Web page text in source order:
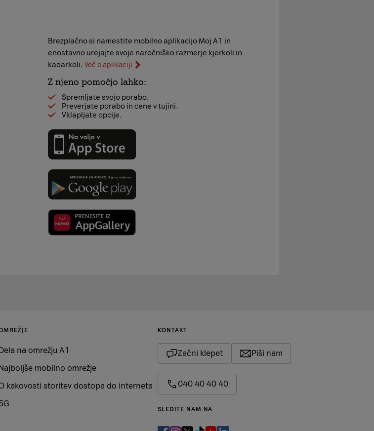
Brezplačno si namestite mobilno aplikacijo Moj A1 in
enostavno urejajte svoje naročniško razmerje kjerkoli in
kadarkoli. Več o aplikaciji
Z njeno pomočjo lahko:
Spremljate svojo porabo.
Preverjate porabo in cene v tujini.
Vklapljate opcije.
na omrežju A1
mobilno omrežje
kakovosti storitev dostopa do interneta
KONTAKT
Začni klepet Piši nam
040 40 40 40
SLEDITE NAM NA